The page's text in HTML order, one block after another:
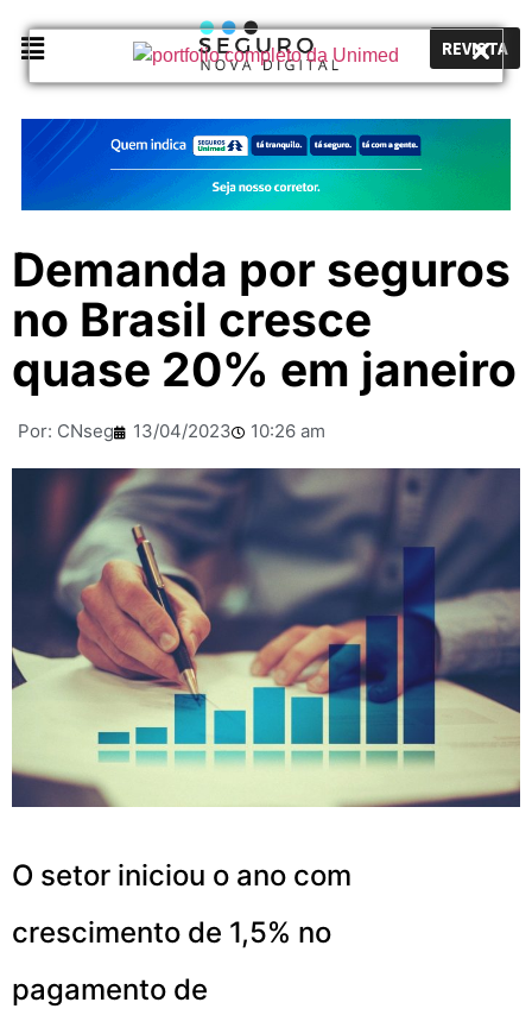
REVISTA
Demanda por seguros
no Brasil cresce
quase 20% em janeiro
Por: CNseg 13/04/2023 10:26 am
O setor iniciou o ano com
crescimento de 1,5% no
pagamento de